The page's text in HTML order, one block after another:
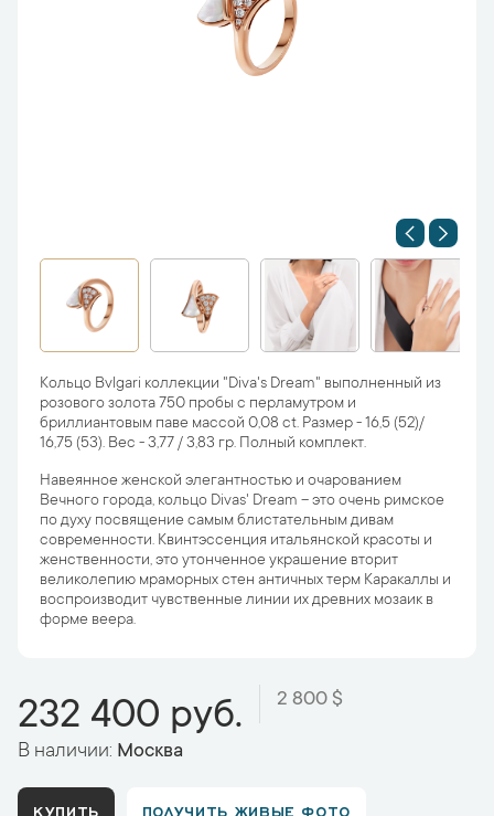
Кольцо Bvlgari коллекции "Diva's Dream" выполненный из
розового золота 750 пробы с перламутром и
бриллиантовым паве массой 0,08 ct. Размер - 16,5 (52)/
16,75 (53). Вес - 3,77 / 3,83 гр. Полный комплект.
Навеянное женской элегантностью и очарованием
Вечного города, кольцо Divas' Dream – это очень римское
по духу посвящение самым блистательным дивам
современности. Квинтэссенция итальянской красоты и
женственности, это утонченное украшение вторит
великолепию мраморных стен античных терм Каракаллы и
воспроизводит чувственные линии их древних мозаик в
форме веера.
232 400 руб. 2 800 $
В наличии: Москва
КУПИТЬ ПОЛУЧИТЬ ЖИВЫЕ ФОТО